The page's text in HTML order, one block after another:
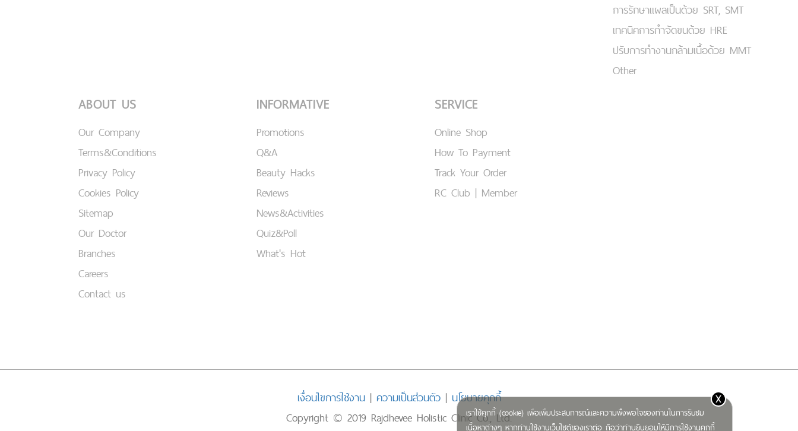
เราใช้คุกกี้ (cookie) เพื่อเพิ่มประสบการณ์และความพึงพอใจของท่านในการรับชม
เนื้อหาต่างๆ หากท่านใช้งานเว็บไซต์ของเราต่อ ถือว่าท่านยินยอมให้มีการใช้งานคุกกี้
x
การรักษาแผลเป็นด้วย SRT, SMT
เทคนิคการกำจัดขนด้วย HRE
ปรับการทำงานกล้ามเนื้อด้วย MMT
Other
ABOUT US
Our Company
Terms&Conditions
Privacy Policy
Cookies Policy
Sitemap
Our Doctor
Branches
Careers
Contact us
INFORMATIVE
Promotions
Q&A
Beauty Hacks
Reviews
News&Activities
Quiz&Poll
What's Hot
SERVICE
Online Shop
How To Payment
Track Your Order
RC Club | Member
เงื่อนไขการใช้งาน| ความเป็นส่วนตัว| นโยบายคุกกี้
Copyright © 2019 Rajdhevee Holistic Clinic Co., Ltd.